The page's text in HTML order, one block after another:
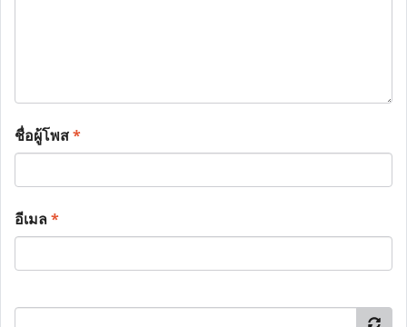
ชื่อผู้โพส*
อีเมล*